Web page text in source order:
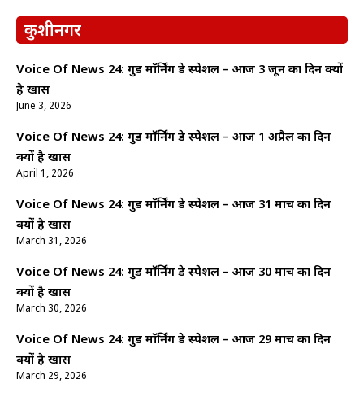
कुशीनगर
Voice Of News 24: गुड माॅर्निंग डे स्पेशल – आज 3 जून का दिन क्यों
है खास
June 3, 2026
Voice Of News 24: गुड माॅर्निंग डे स्पेशल – आज 1 अप्रैल का दिन
क्यों है खास
April 1, 2026
Voice Of News 24: गुड माॅर्निंग डे स्पेशल – आज 31 मार्च का दिन
क्यों है खास
March 31, 2026
Voice Of News 24: गुड माॅर्निंग डे स्पेशल – आज 30 मार्च का दिन
क्यों है खास
March 30, 2026
Voice Of News 24: गुड माॅर्निंग डे स्पेशल – आज 29 मार्च का दिन
क्यों है खास
March 29, 2026